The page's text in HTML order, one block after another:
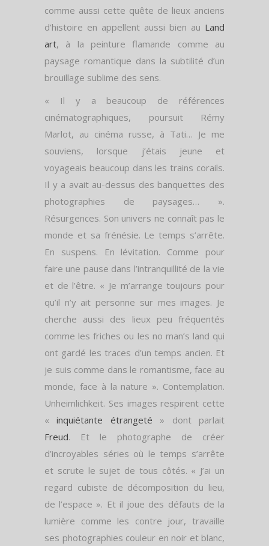
comme aussi cette quête de lieux anciens
d’histoire en appellent aussi bien au Land
art, à la peinture flamande comme au
paysage romantique dans la subtilité d’un
brouillage sublime des sens.
« Il y a beaucoup de références
cinématographiques, poursuit Rémy
Marlot, au cinéma russe, à Tati… Je me
souviens, lorsque j’étais jeune et
voyageais beaucoup dans les trains corails.
Il y a avait au-dessus des banquettes des
photographies de paysages… ».
Résurgences. Son univers ne connaît pas le
monde et sa frénésie. Le temps s’arrête.
En suspens. En lévitation. Comme pour
faire une pause dans l’intranquillité de la vie
et de l’être. « Je m’arrange toujours pour
qu’il n’y ait personne sur mes images. Je
cherche aussi des lieux peu fréquentés
comme les friches ou les no man’s land qui
ont gardé les traces d’un temps ancien. Et
je suis comme dans le romantisme, face au
monde, face à la nature ». Contemplation.
Unheimlichkeit. Ses images respirent cette
« inquiétante étrangeté » dont parlait
Freud. Et le photographe de créer
d’incroyables séries où le temps s’arrête
et scrute le sujet de tous côtés. « J’ai un
regard cubiste de décomposition du lieu,
de l’espace ». Et il joue des défauts de la
lumière comme les contre jour, travaille
ses photographies couleur en noir et blanc,